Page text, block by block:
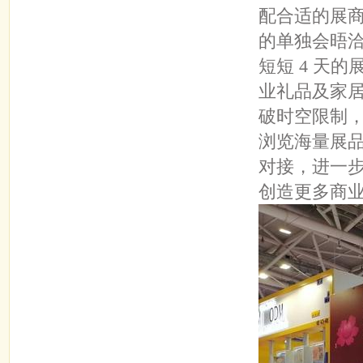
配合适的展
的单独会晤
短短 4 天的
业礼品及家
破时空限制
浏览海量展
对接，进一
创造更多商